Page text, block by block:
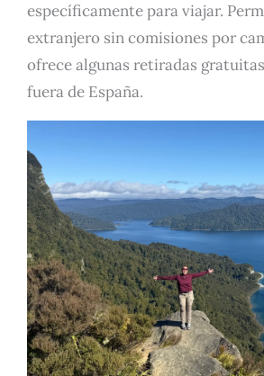
específicamente para viajar.
extranjero sin comisiones por
ofrece algunas retiradas
fuera de España.